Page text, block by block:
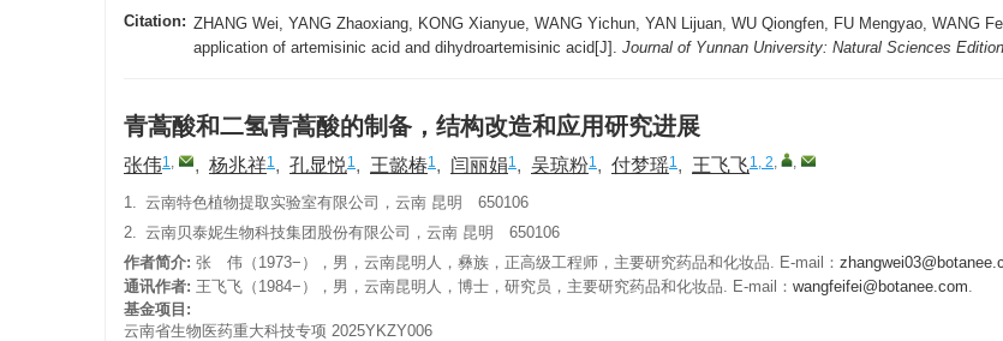
Citation: ZHANG Wei, YANG Zhaoxiang, KONG Xianyue, WANG Yichun, YAN Lijuan, WU Qiongfen, FU Mengyao, WANG
application of artemisinic acid and dihydroartemisinic acid[J]. Journal of Yunnan University: Natural Sciences Edition
青蒿酸和二氢青蒿酸的制备，结构改造和应用研究进展
张伟1 , 杨兆祥1 , 孔显悦1 , 王懿椿1 , 闫丽娟1 , 吴琼粉1 , 付梦瑶1 , 王飞飞1, 2
1.
云南特色植物提取实验室有限公司，云南 昆明 650106
2.
云南贝泰妮生物科技集团股份有限公司，云南 昆明 650106
作者简介: 张 伟（1973−），男，云南昆明人，彝族，正高级工程师，主要研究药品和化妆品. E-mail：
通讯作者: 王飞飞（1984−），男，云南昆明人，博士，研究员，主要研究药品和化妆品. E-mail： wangfeifei@botanee.com
基金项目:
云南省生物医药重大科技专项 2025YKZY006